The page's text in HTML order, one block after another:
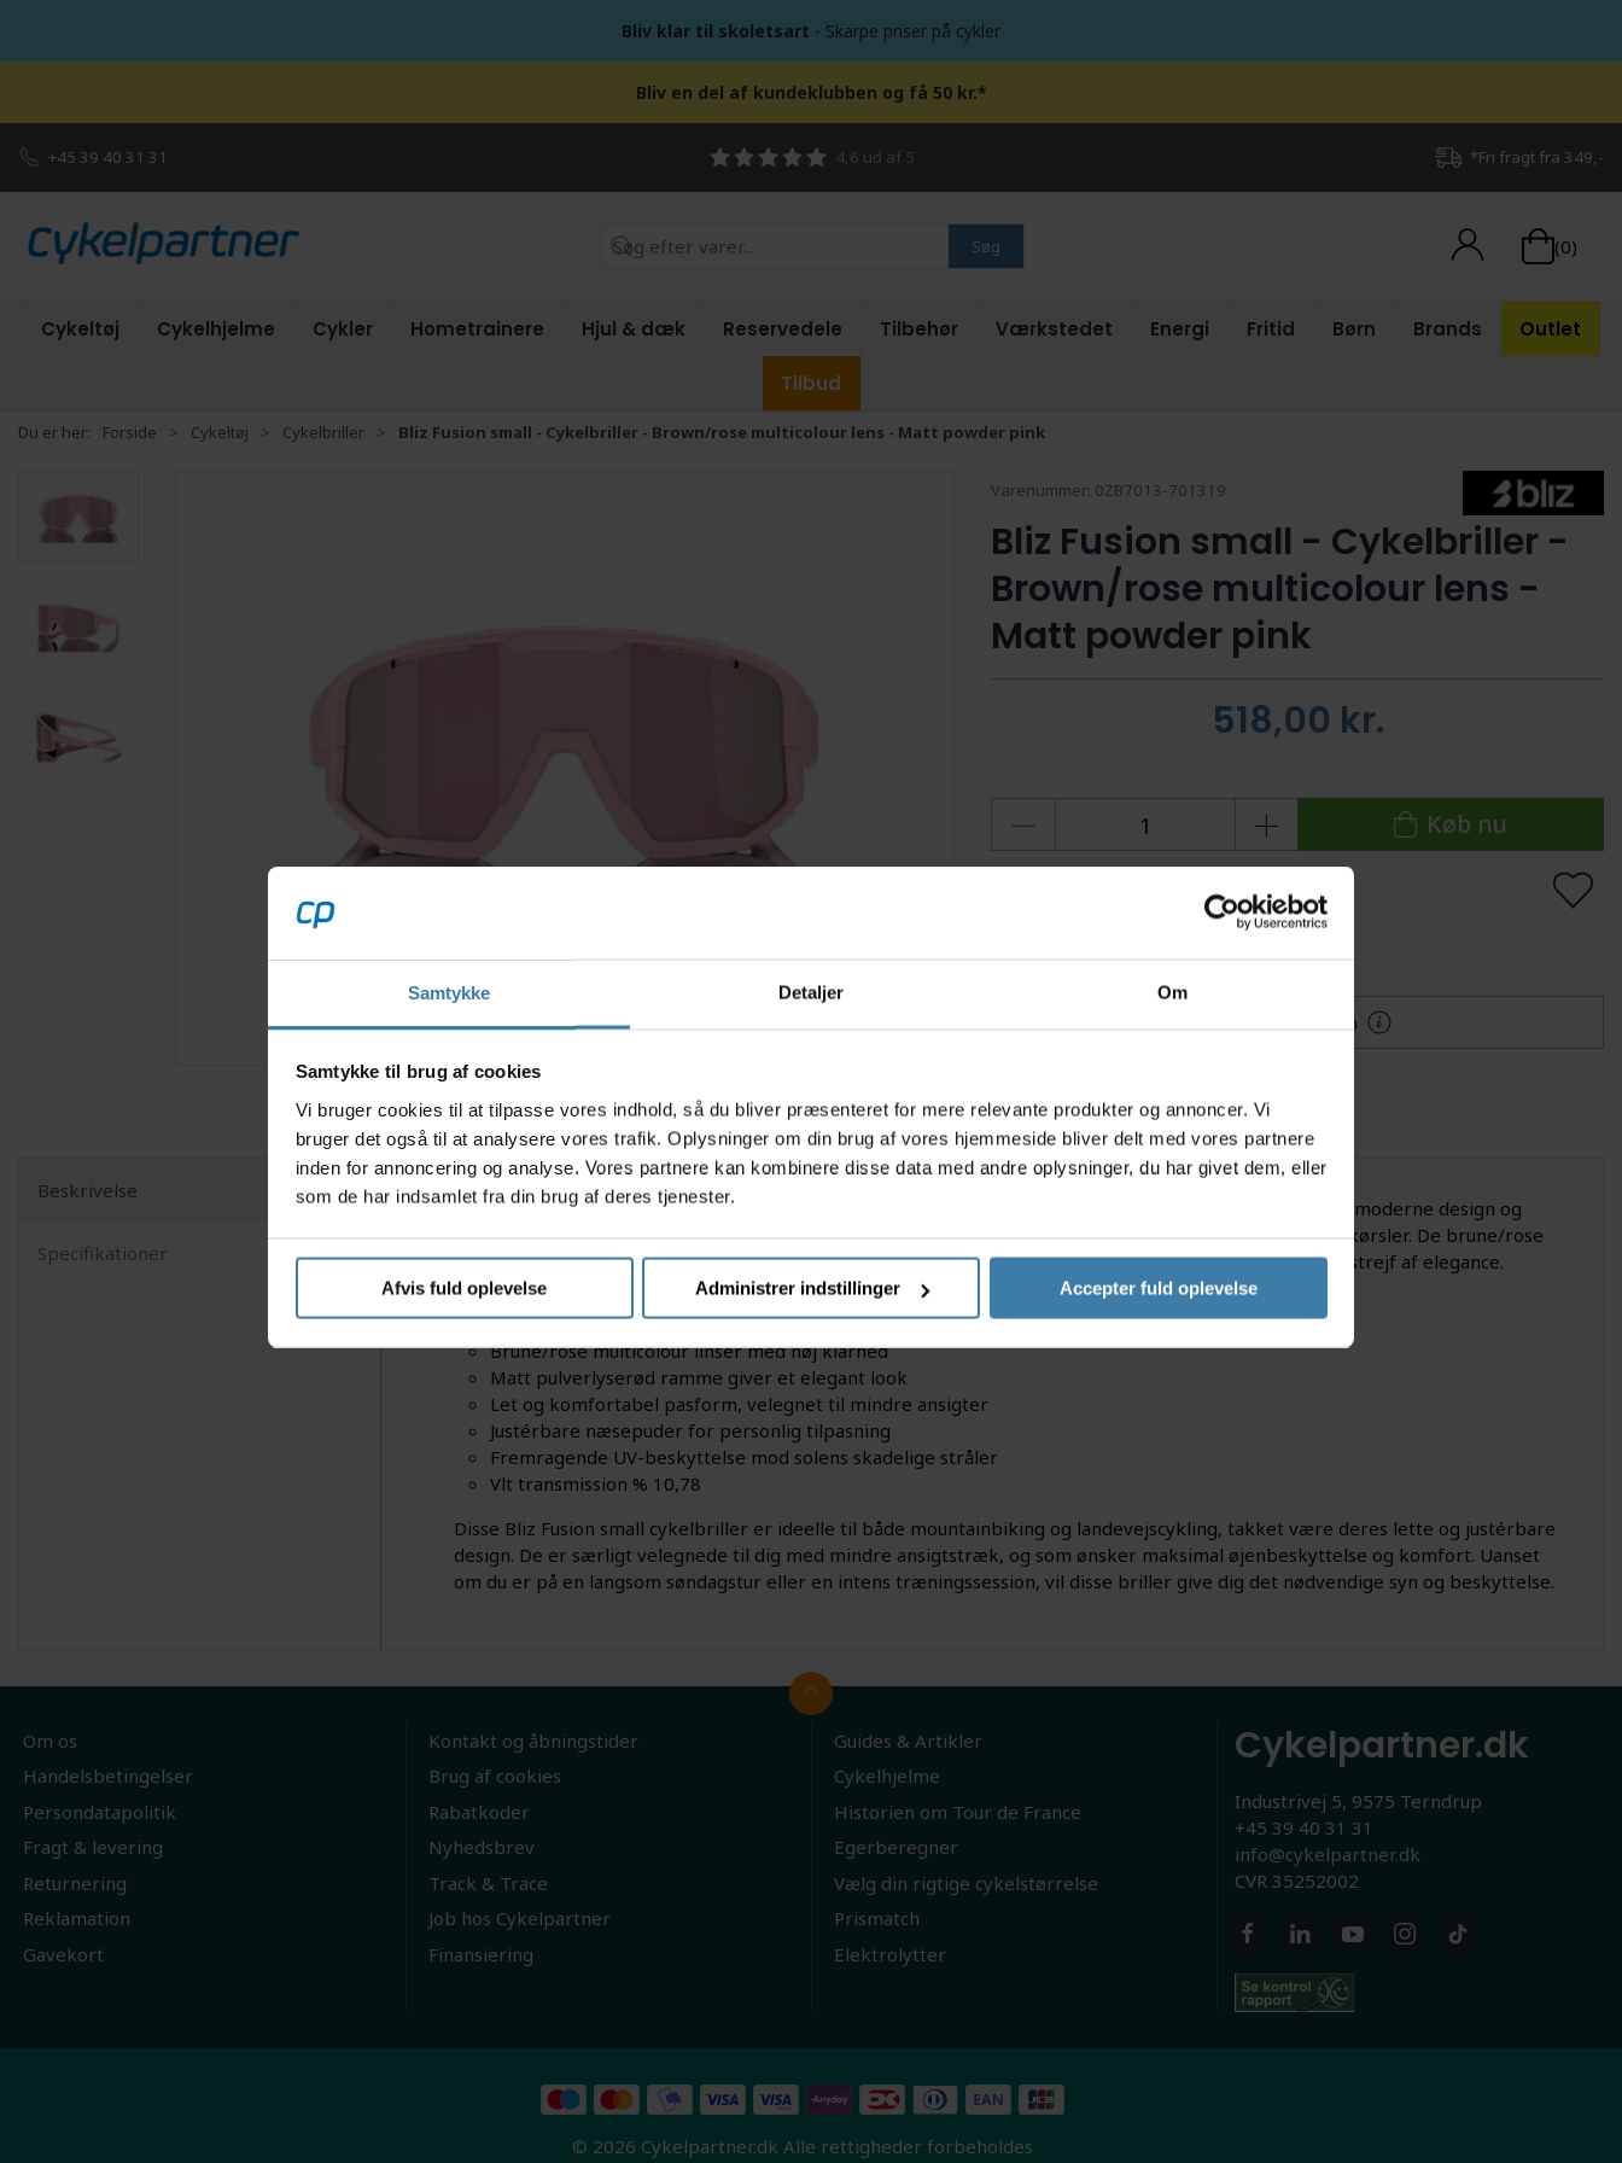
Samtykke Detaljer Om
Samtykke til brug af cookies
Vi bruger cookies til at tilpasse vores indhold, så du bliver præsenteret for mere relevante produkter og annoncer. Vi
bruger det også til at analysere vores trafik. Oplysninger om din brug af vores hjemmeside bliver delt med vores partnere
inden for annoncering og analyse. Vores partnere kan kombinere disse data med andre oplysninger, du har givet dem, eller
som de har indsamlet fra din brug af deres tjenester.
Afvis fuld oplevelse Administrer indstillinger Accepter fuld oplevelse
Bliv klar til skoletsart - Skarpe priser på cykler
Bliv en del af kundeklubben og få 50 kr.*
+45 39 40 31 31 4,6 ud af 5 *Fri fragt fra 349,-
Søg (0)
Cykeltøj Cykelhjelme Cykler Hometrainere Hjul & dæk Reservedele Tilbehør Værkstedet Energi Fritid Børn Brands Outlet
Tilbud
Du er her: Forside Cykeltøj Cykelbriller Bliz Fusion small - Cykelbriller - Brown/rose multicolour lens - Matt powder pink
Varenummer: 0ZB7013-701319
Bliz Fusion small - Cykelbriller -
Brown/rose multicolour lens -
Matt powder pink
518,00 kr.
Køb nu
Levering: 1-2 dage
Mere information
Beskrivelse
Specifikationer
Bliz Fusion small cykelbrillerne er det ideelle valg for dig, der søger stil og funktionalitet i ét. Med deres moderne design og
funktionalitet, sørger de for at beskytte dine øjne under både cykelture i bjergene og hurtige landevejskørsler. De brune/rose
multicolour linser giver optimal klarhed og kontrast, mens den matte pulverlyserøde ramme tilfører et strejf af elegance.
Specifikationer:
Brune/rose multicolour linser med høj klarhed
Matt pulverlyserød ramme giver et elegant look
Let og komfortabel pasform, velegnet til mindre ansigter
Justérbare næsepuder for personlig tilpasning
Fremragende UV-beskyttelse mod solens skadelige stråler
Vlt transmission % 10,78
Disse Bliz Fusion small cykelbriller er ideelle til både mountainbiking og landevejscykling, takket være deres lette og justérbare
design. De er særligt velegnede til dig med mindre ansigtstræk, og som ønsker maksimal øjenbeskyttelse og komfort. Uanset
om du er på en langsom søndagstur eller en intens træningssession, vil disse briller give dig det nødvendige syn og beskyttelse.
Om os
Handelsbetingelser
Persondatapolitik
Fragt & levering
Returnering
Reklamation
Gavekort
Kontakt og åbningstider
Brug af cookies
Rabatkoder
Nyhedsbrev
Track & Trace
Job hos Cykelpartner
Finansiering
Guides & Artikler
Cykelhjelme
Historien om Tour de France
Egerberegner
Vælg din rigtige cykelstørrelse
Prismatch
Elektrolytter
Cykelpartner.dk
Industrivej 5, 9575 Terndrup
+45 39 40 31 31
info@cykelpartner.dk
CVR 35252002
© 2026 Cykelpartner.dk Alle rettigheder forbeholdes